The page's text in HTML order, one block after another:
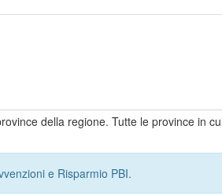
della regione. Tutte le province in
e Risparmio PBI.